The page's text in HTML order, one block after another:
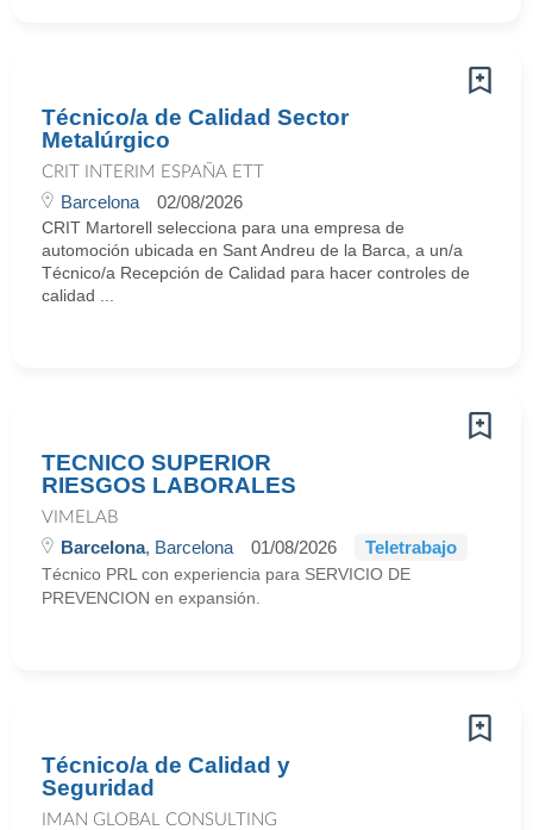
Técnico/a de Calidad Sector
Metalúrgico
CRIT INTERIM ESPAÑA ETT
Barcelona 02/08/2026
CRIT Martorell selecciona para una empresa de
automoción ubicada en Sant Andreu de la Barca, a un/a
Técnico/a Recepción de Calidad para hacer controles de
calidad ...
TECNICO SUPERIOR
RIESGOS LABORALES
VIMELAB
Barcelona, Barcelona 01/08/2026 Teletrabajo
Técnico PRL con experiencia para SERVICIO DE
PREVENCION en expansión.
Técnico/a de Calidad y
Seguridad
IMAN GLOBAL CONSULTING